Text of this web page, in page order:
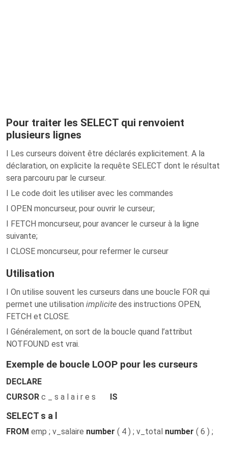
Pour traiter les SELECT qui renvoient
plusieurs lignes
I Les curseurs doivent être déclarés explicitement. A la
déclaration, on explicite la requête SELECT dont le résultat
sera parcouru par le curseur.
I Le code doit les utiliser avec les commandes
I OPEN moncurseur, pour ouvrir le curseur;
I FETCH moncurseur, pour avancer le curseur à la ligne
suivante;
I CLOSE moncurseur, pour refermer le curseur
Utilisation
I On utilise souvent les curseurs dans une boucle FOR qui
permet une utilisation implicite des instructions OPEN,
FETCH et CLOSE.
I Généralement, on sort de la boucle quand l’attribut
NOTFOUND est vrai.
Exemple de boucle LOOP pour les curseurs
DECLARE
CURSOR c _ s a l a i r e s IS
SELECT s a l
FROM emp ; v_salaire number ( 4 ) ; v_total number ( 6 ) ;